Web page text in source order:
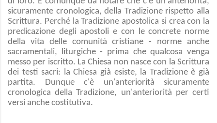
sicuramente cronologica, della Tradizione rispetto alla
Scrittura. Perché la Tradizione apostolica si crea con la
predicazione degli apostoli e con le concrete norme
della vita delle comunità cristiane - norme anche
sacramentali, liturgiche - prima che qualcosa venga
messo per iscritto. La Chiesa non nasce con la Scrittura
dei testi sacri: la Chiesa già esiste, la Tradizione è già
partita. Dunque c'è un'anteriorità sicuramente
cronologica della Tradizione, un'anteriorità per certi
versi anche costitutiva.